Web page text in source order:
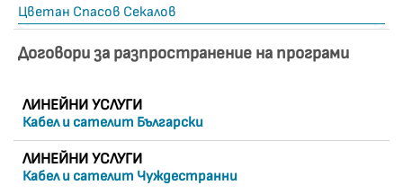
ЛИНЕЙНИ УСЛУГИ
Кабел и сателит Български
ЛИНЕЙНИ УСЛУГИ
Кабел и сателит Чуждестранни
Цветан Спасов Секалов
Договори за разпространение на програми